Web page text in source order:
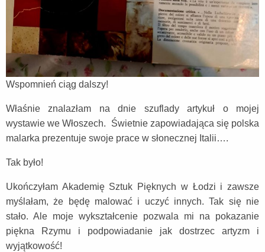
Wspomnień ciąg dalszy!
Właśnie znalazłam na dnie szuflady artykuł o mojej
wystawie we Włoszech. Świetnie zapowiadająca się polska
malarka prezentuje swoje prace w słonecznej Italii….
Tak było!
Ukończyłam Akademię Sztuk Pięknych w Łodzi i zawsze
myślałam, że będę malować i uczyć innych. Tak się nie
stało. Ale moje wykształcenie pozwala mi na pokazanie
piękna Rzymu i podpowiadanie jak dostrzec artyzm i
wyjątkowość!